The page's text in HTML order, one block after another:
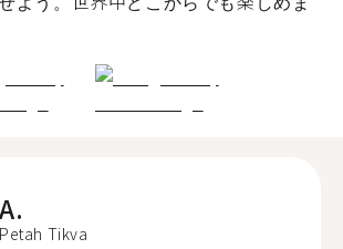
A.
Petah Tikva